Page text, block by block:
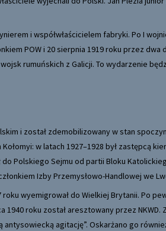
i współwłaścicielem fabryki. Po I
POW i 20 sierpnia 1919 roku przez dwa
rumuńskich z Galicji. To wydarzenie
i został zdemobilizowany w stan
w latach 1927–1928 był zastępcą
Polskiego Sejmu od partii Bloku
Izby Przemysłowo-Handlowej we
wyemigrował do Wielkiej Brytanii. Po
roku został aresztowany przez NKWD.
agitację”. Oskarżano go